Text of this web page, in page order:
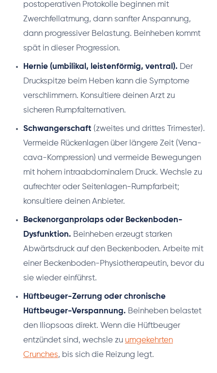
postoperativen Protokolle beginnen mit
Zwerchfellatmung, dann sanfter Anspannung,
dann progressiver Belastung. Beinheben kommt
spät in dieser Progression.
Hernie (umbilikal, leistenförmig, ventral). Der
Druckspitze beim Heben kann die Symptome
verschlimmern. Konsultiere deinen Arzt zu
sicheren Rumpfalternativen.
Schwangerschaft (zweites und drittes Trimester).
Vermeide Rückenlagen über längere Zeit (Vena-
cava-Kompression) und vermeide Bewegungen
mit hohem intraabdominalem Druck. Wechsle zu
aufrechter oder Seitenlagen-Rumpfarbeit;
konsultiere deinen Anbieter.
Beckenorganprolaps oder Beckenboden-
Dysfunktion. Beinheben erzeugt starken
Abwärtsdruck auf den Beckenboden. Arbeite mit
einer Beckenboden-Physiotherapeutin, bevor du
sie wieder einführst.
Hüftbeuger-Zerrung oder chronische
Hüftbeuger-Verspannung. Beinheben belastet
den Iliopsoas direkt. Wenn die Hüftbeuger
entzündet sind, wechsle zu umgekehrten
Crunches, bis sich die Reizung legt.